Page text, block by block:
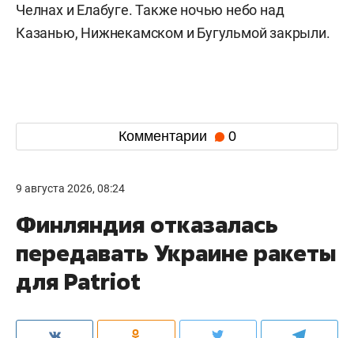
Челнах и Елабуге. Также ночью небо над
Казанью, Нижнекамском и Бугульмой закрыли.
Комментарии 0
9 августа 2026, 08:24
Финляндия отказалась
передавать Украине ракеты
для Patriot